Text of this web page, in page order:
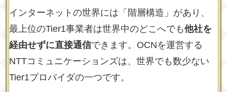
インターネットの世界には「階層構造」があり、
最上位のTier1事業者は世界中のどこへでも他社を
経由せずに直接通信できます。OCNを運営する
NTTコミュニケーションズは、世界でも数少ない
Tier1プロバイダの一つです。